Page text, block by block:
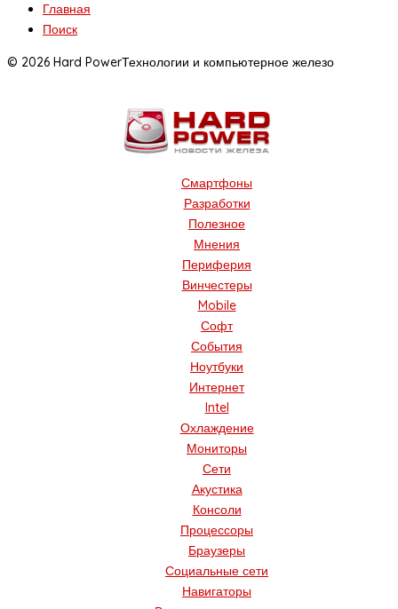
Главная
Поиск
© 2026 Hard PowerТехнологии и компьютерное железо
Смартфоны
Разработки
Полезное
Мнения
Периферия
Винчестеры
Mobile
Софт
События
Ноутбуки
Интернет
Intel
Охлаждение
Мониторы
Сети
Акустика
Консоли
Процессоры
Браузеры
Социальные сети
Навигаторы